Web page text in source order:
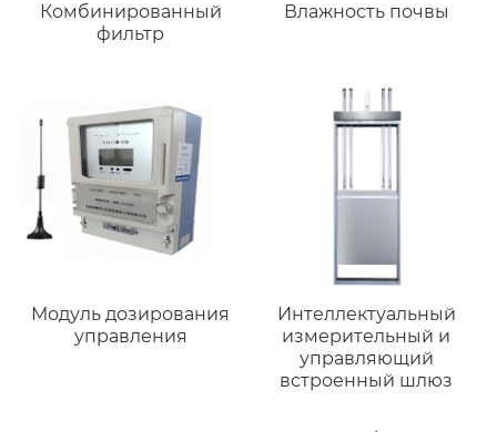
Комбинированный
фильтр
Влажность почвы
Модуль дозирования
управления
Интеллектуальный
измерительный и
управляющий
встроенный шлюз